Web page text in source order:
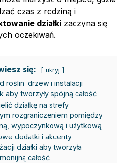
czas z rodziną i
działki zaczyna się
oczekiwań.
się: ukryj
roślin, drzew i instalacji
aby tworzyły spójną całość
działkę na strefy
rozgraniczeniem pomiędzy
wypoczynkową i użytkową
dodatki i akcenty
działki aby tworzyła
całość